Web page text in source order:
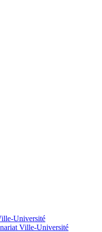
Université
Ville-Université